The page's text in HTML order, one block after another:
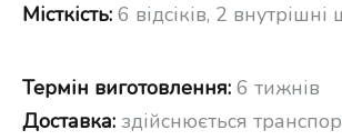
Місткість: 6 відсіків, 2
Термін виготовлення: 6 тижнів
Доставка: здійснюється